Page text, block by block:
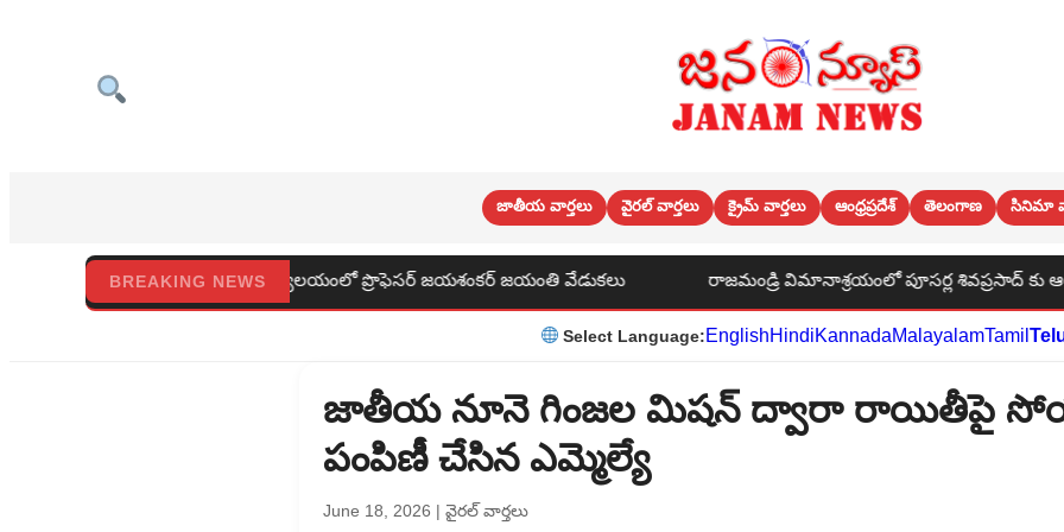
జాతీయ వార్తలు వైరల్ వార్తలు క్రైమ్ వార్తలు ఆంధ్రప్రదేశ్ తెలంగాణ సినిమా
BREAKING NEWS
కార్యాలయంలో ప్రొఫెసర్ జయశంకర్ జయంతి వేడుకలు రాజమండ్రి విమానాశ్రయంలో పూసర్ల శివప్రసాద్ కు ఆర్య సంఘం సభ్యులు చిరు
Select Language:EnglishHindiKannadaMalayalamTamil
జాతీయ నూనె గింజల మిషన్ ద్వారా రాయితీపై
పంపిణీ చేసిన ఎమ్మెల్యే
June 18, 2026 | వైరల్ వార్తలు